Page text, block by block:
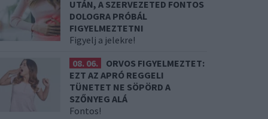
UTÁN, A SZERVEZETED FONTOS
DOLOGRA PRÓBÁL
FIGYELMEZTETNI
Figyelj a jelekre!
08. 06.
ORVOS FIGYELMEZTET:
EZT AZ APRÓ REGGELI
TÜNETET NE SÖPÖRD A
SZŐNYEG ALÁ
Fontos!